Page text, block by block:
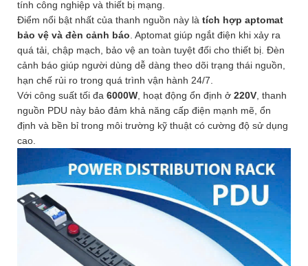
tính công nghiệp và thiết bị mạng.
Điểm nổi bật nhất của thanh nguồn này là tích hợp aptomat
bảo vệ và đèn cảnh báo . Aptomat giúp ngắt điện khi xảy ra
quá tải, chập mạch, bảo vệ an toàn tuyệt đối cho thiết bị. Đèn
cảnh báo giúp người dùng dễ dàng theo dõi trạng thái nguồn,
hạn chế rủi ro trong quá trình vận hành 24/7.
Với công suất tối đa 6000W , hoạt động ổn định ở 220V , thanh
nguồn PDU này bảo đảm khả năng cấp điện mạnh mẽ, ổn
định và bền bỉ trong môi trường kỹ thuật có cường độ sử dụng
cao.